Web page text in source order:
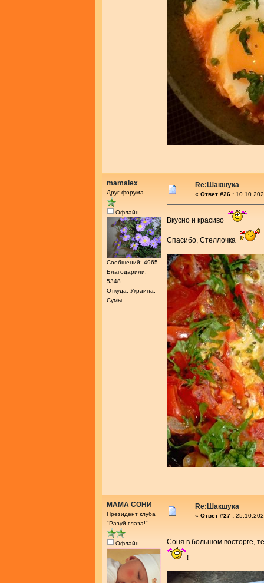
mamalex
Друг форума
Офлайн
Сообщений: 4965
Благодарили:
5348
Откуда: Украина,
Сумы
Re:Шакшука
« Ответ #26 :
Вкусно и красиво
Спасибо, Стеллочка
МАМА СОНИ
Президент клуба
"Разуй глаза!"
Офлайн
Re:Шакшука
« Ответ #27 :
Соня в большом восторге,
!